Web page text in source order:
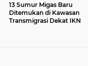
13 Sumur Migas Baru
Ditemukan di Kawasan
Transmigrasi Dekat IKN